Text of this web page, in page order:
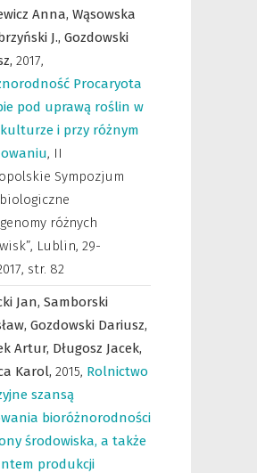
Anna, Wąsowska
J., Gozdowski
2017,
Procaryota
pod uprawą roślin w
i przy różnym
, II
Sympozjum
różnych
Lublin, 29-
, str. 82
Jan, Samborski
Gozdowski Dariusz,
Artur, Długosz Jacek,
Karol, 2015, Rolnictwo
szansą
bioróżnorodności
środowiska, a także
produkcji